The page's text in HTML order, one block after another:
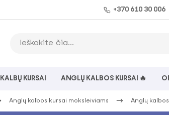
+370 610 30 006
KALBŲ KURSAI ANGLŲ KALBOS KURSAI 🔥
Anglų kalbos kursai moksleiviams Anglų